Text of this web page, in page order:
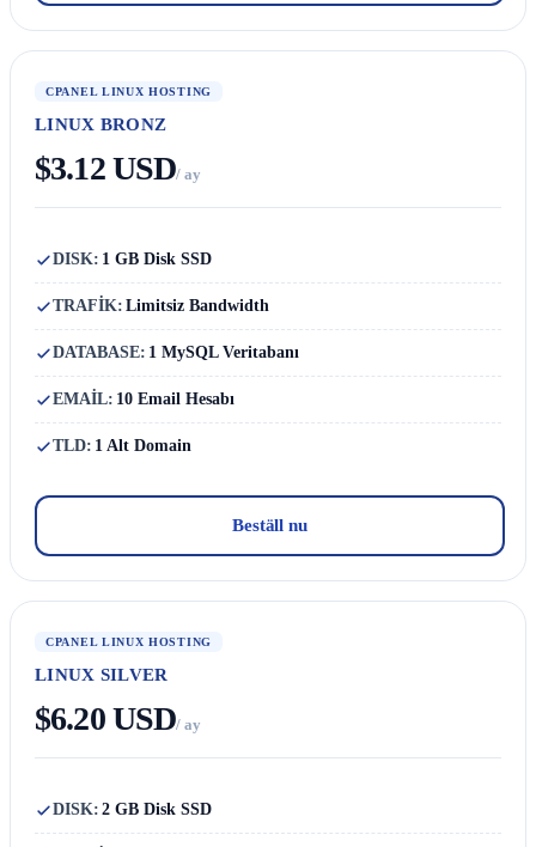
CPANEL LINUX HOSTING
LINUX BRONZ
$3.12 USD/ ay
DISK: 1 GB Disk SSD
TRAFİK: Limitsiz Bandwidth
DATABASE: 1 MySQL Veritabanı
EMAİL: 10 Email Hesabı
TLD: 1 Alt Domain
Beställ nu
CPANEL LINUX HOSTING
LINUX SILVER
$6.20 USD/ ay
DISK: 2 GB Disk SSD